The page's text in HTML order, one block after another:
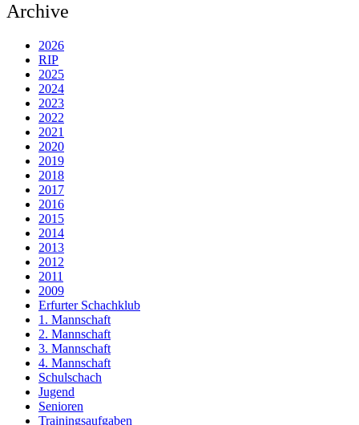
Archive
2026
RIP
2025
2024
2023
2022
2021
2020
2019
2018
2017
2016
2015
2014
2013
2012
2011
2009
Erfurter Schachklub
1. Mannschaft
2. Mannschaft
3. Mannschaft
4. Mannschaft
Schulschach
Jugend
Senioren
Trainingsaufgaben